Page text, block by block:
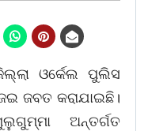
ଓର୍କେଲ ପୁଲିସ
ଜବତ କରାଯାଇଛି।
ଅନ୍ତର୍ଗତ